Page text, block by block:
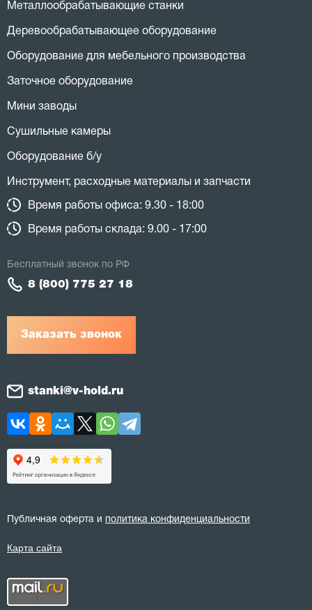
Металлообрабатывающие станки
Деревообрабатывающее оборудование
Оборудование для мебельного производства
Заточное оборудование
Мини заводы
Сушильные камеры
Оборудование б/у
Инструмент, расходные материалы и запчасти
Время работы офиса: 9.30 - 18:00
Время работы склада: 9.00 - 17:00
Заказать звонок
Бесплатный звонок по РФ
8 (800) 775 27 18
stanki@v-hold.ru
Публичная оферта и политика конфиденциальности
Карта сайта